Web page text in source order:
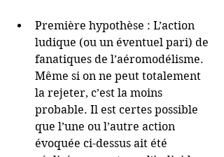
Première hypothèse : L’action
ludique (ou un éventuel pari) de
fanatiques de l’aéromodélisme.
Même si on ne peut totalement
la rejeter, c’est la moins
probable. Il est certes possible
que l’une ou l’autre action
évoquée ci-dessus ait été